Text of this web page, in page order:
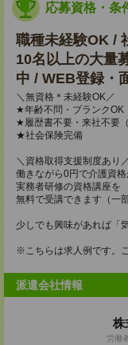
応募資格・条
職種未経験OK /
10名以上の大量
中 / WEB登録・
＼無資格＊未経験OK／
★年齢不問・ブランクOK
★履歴書不要・来社不要（
★社会保険完備
＼資格取得支援制度あり／
働きながら0円で介護資格
実務者研修の資格講座を
無料で受講できます（一
少しでも興味があれば「
※こちらは求人例です。
派遣会社情報
株
労働